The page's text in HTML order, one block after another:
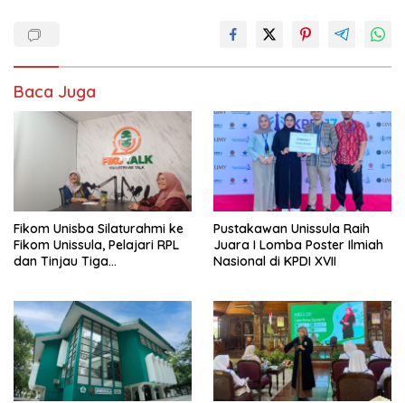
Baca Juga
Fikom Unisba Silaturahmi ke
Fikom Unissula, Pelajari RPL
dan Tinjau Tiga
Pustakawan Unissula Raih
Juara I Lomba Poster Ilmiah
Nasional di KPDI XVII